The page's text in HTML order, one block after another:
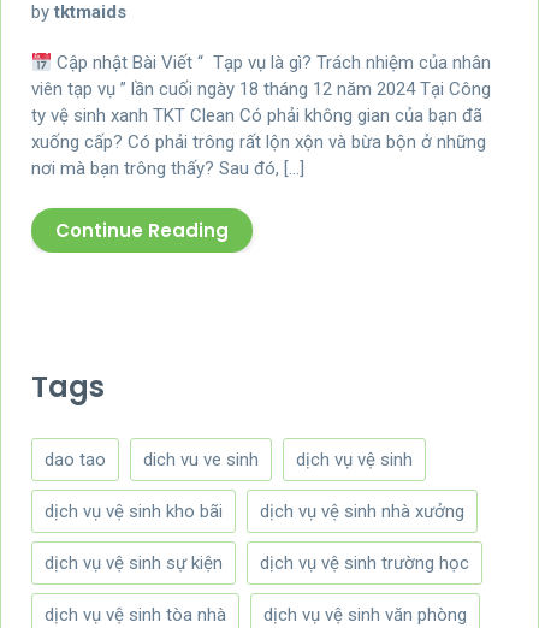
by tktmaids
Cập nhật Bài Viết “ Tạp vụ là gì? Trách nhiệm của nhân
viên tạp vụ ” lần cuối ngày 18 tháng 12 năm 2024 Tại Công
ty vệ sinh xanh TKT Clean Có phải không gian của bạn đã
xuống cấp? Có phải trông rất lộn xộn và bừa bộn ở những
nơi mà bạn trông thấy? Sau đó, […]
Continue Reading
Tags
dao tao dich vu ve sinh dịch vụ vệ sinh
dịch vụ vệ sinh kho bãi dịch vụ vệ sinh nhà xưởng
dịch vụ vệ sinh sự kiện dịch vụ vệ sinh trường học
dịch vụ vệ sinh tòa nhà dịch vụ vệ sinh văn phòng